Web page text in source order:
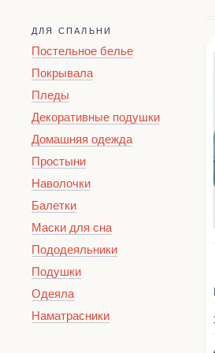
ДЛЯ СПАЛЬНИ
Постельное белье
Покрывала
Пледы
Декоративные подушки
Домашняя одежда
Простыни
Наволочки
Балетки
Маски для сна
Пододеяльники
Подушки
Одеяла
Наматрасники